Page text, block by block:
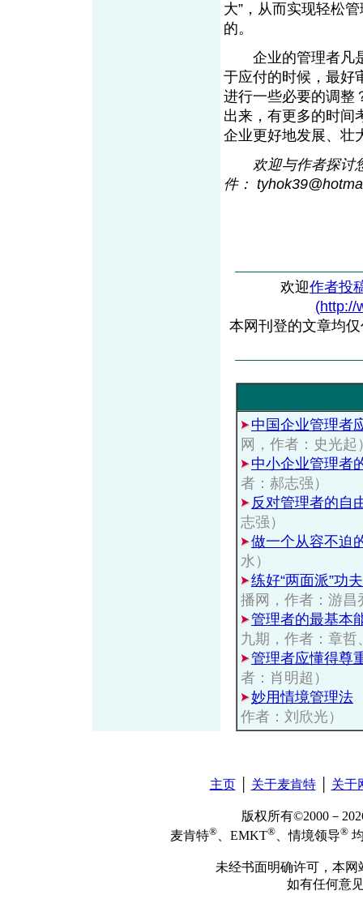
大”，从而实现轻松
的。
企业的管理者凡是
于应付的时候，最好
进行一些必要的调整
出来，有更多的时间
企业更好地发展、
欢迎与作者探讨您
件：
欢迎作者投
(http://
本网刊登的文章均
中国企业管理者
网，作者：史光起
中小企业管理者
者：郝志强）
反对管理者的自
志强）
做一个从容不迫
水）
练好“两面派”功
播网，作者：游昌
管理者的最基本
九期，作者：章哲
管理者应懂得尊
者：肖明超）
妙用情境管理法
作者：刘欣光）
主页│ 关于麦肯特│ 关于
版权所有©2000－
麦肯特® 、EMKT® 、情境领导®
未经书面明确许可，本
如有任何意